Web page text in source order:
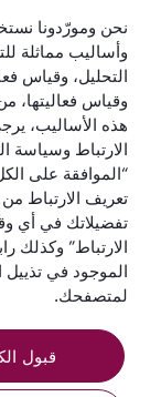
تواصل معنا
أفضل شركة طيران
في العالم
والأحكام
نحن ومورّدونا
وأساليب مماثلة
التحليل، وقياس
وقياس فعاليتها،
هذه الأساليب،
الارتباط وسياسة
“الموافقة على
تعريف الارتباط من
تفضيلاتك في أي
الارتباط” وكذلك
الموجود في
لمتصفحك.
قبول